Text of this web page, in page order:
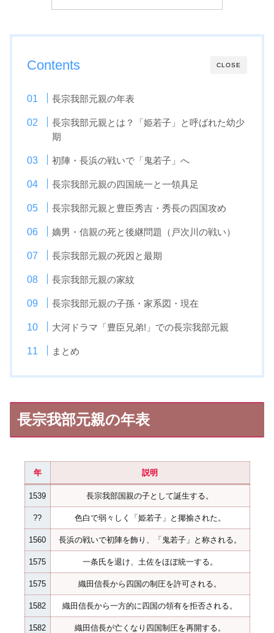
CLOSE
Contents
長宗我部元親の年表
長宗我部元親とは？「姫若子」と呼ばれた幼少
期
初陣・長浜の戦いで「鬼若子」へ
長宗我部元親の四国統一と一領具足
長宗我部元親と豊臣秀吉・秀長の四国攻め
嫡男・信親の死と後継問題（戸次川の戦い）
長宗我部元親の死因と最期
長宗我部元親の家紋
長宗我部元親の子孫・家系図・現在
大河ドラマ「豊臣兄弟!」での長宗我部元親
まとめ
長宗我部元親の年表
年 説明
1539 長宗我部国親の子として誕生する。
?? 色白で弱々しく「姫若子」と揶揄された。
1560 長浜の戦いで初陣を飾り、「鬼若子」と称される。
1575 一条氏を退け、土佐をほぼ統一する。
1575 織田信長から四国の制圧を許可される。
1582 織田信長から一方的に四国の領有を拒否される。
1582 織田信長が亡くなり四国制圧を再開する。